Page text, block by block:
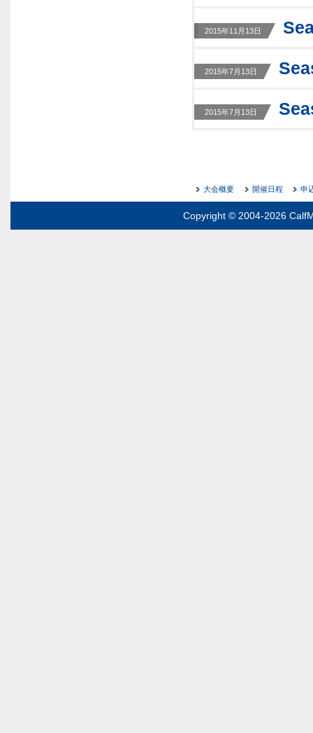
2015年11月13日
2015年7月13日
2015年7月13日
大会概要 開催日程 申
Copyright © 2004-2026